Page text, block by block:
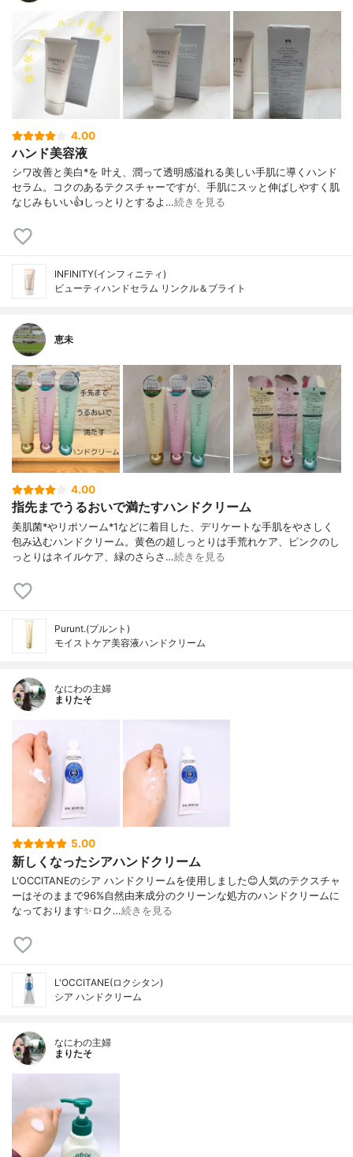
4.00
ハンド美容液
シワ改善と美白*を 叶え、潤って透明感溢れる美しい手肌に導くハンド
セラム。コクのあるテクスチャーですが、手肌にスッと伸ばしやすく肌
なじみもいい👍しっとりとするよ…続きを見る
INFINITY(インフィニティ)
ビューティハンドセラム リンクル＆ブライト
恵未
4.00
指先までうるおいで満たすハンドクリーム
美肌菌*やリポソーム*1などに着目した、デリケートな手肌をやさしく
包み込むハンドクリーム。黄色の超しっとりは手荒れケア、ピンクのし
っとりはネイルケア、緑のさらさ…続きを見る
Purunt.(プルント)
モイストケア美容液ハンドクリーム
なにわの主婦
まりたそ
5.00
新しくなったシアハンドクリーム
L'OCCITANEのシア ハンドクリームを使用しました😊人気のテクスチャ
ーはそのままで96%自然由来成分のクリーンな処方のハンドクリームに
なっております✨ロク…続きを見る
L'OCCITANE(ロクシタン)
シア ハンドクリーム
なにわの主婦
まりたそ